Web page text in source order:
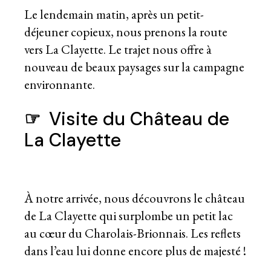
Le lendemain matin, après un petit-
déjeuner copieux, nous prenons la route
vers La Clayette. Le trajet nous offre à
nouveau de beaux paysages sur la campagne
environnante.
☞Visite du Château de
La Clayette
À notre arrivée, nous découvrons le château
de La Clayette qui surplombe un petit lac
au cœur du Charolais-Brionnais. Les reflets
dans l’eau lui donne encore plus de majesté !